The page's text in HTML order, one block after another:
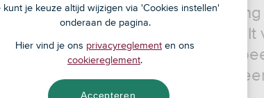
kost de SNS Zakenrekening
€ 10,70 per maand. En je betaalt
en voor klantonderzoek.
en als je geld opneemt bij
kunt je keuze altijd wijzigen via 'Cookies instellen'
onderaan de pagina.
Hier vind je ons privacyreglement en ons
cookiereglement.
Accepteren